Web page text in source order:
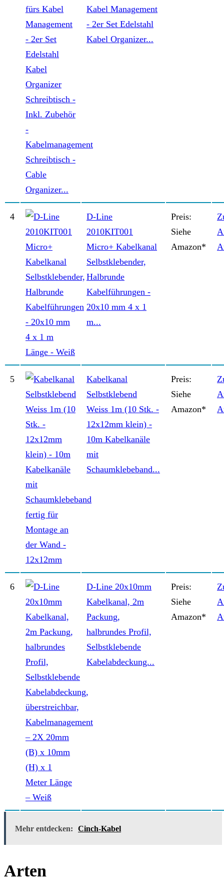
Kabel Management
- 2er Set Edelstahl
Kabel Organizer...
4
D-Line
2010KIT001
Micro+ Kabelkanal
Selbstklebender,
Halbrunde
Kabelführungen -
20x10 mm 4 x 1
m...
Preis:
Siehe
Amazon*
5
Kabelkanal
Selbstklebend
Weiss 1m (10 Stk. -
12x12mm klein) -
10m Kabelkanäle
mit
Schaumklebeband...
Preis:
Siehe
Amazon*
6
D-Line 20x10mm
Kabelkanal, 2m
Packung,
halbrundes Profil,
Selbstklebende
Kabelabdeckung...
Preis:
Siehe
Amazon*
Mehr entdecken: Cinch-Kabel
Arten